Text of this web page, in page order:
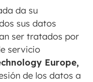
da su
sus datos
ser tratados por
servicio
Europe,
de los datos a